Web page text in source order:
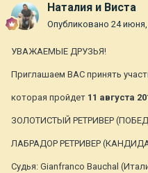
Наталия и Виста
Опубликовано 24 июня,
УВАЖАЕМЫЕ ДРУЗЬЯ!
Приглашаем ВАС принять
которая пройдет 11 августа
ЗОЛОТИСТЫЙ РЕТРИВЕР
ЛАБРАДОР РЕТРИВЕР
Судья: Gianfranco Bauchal